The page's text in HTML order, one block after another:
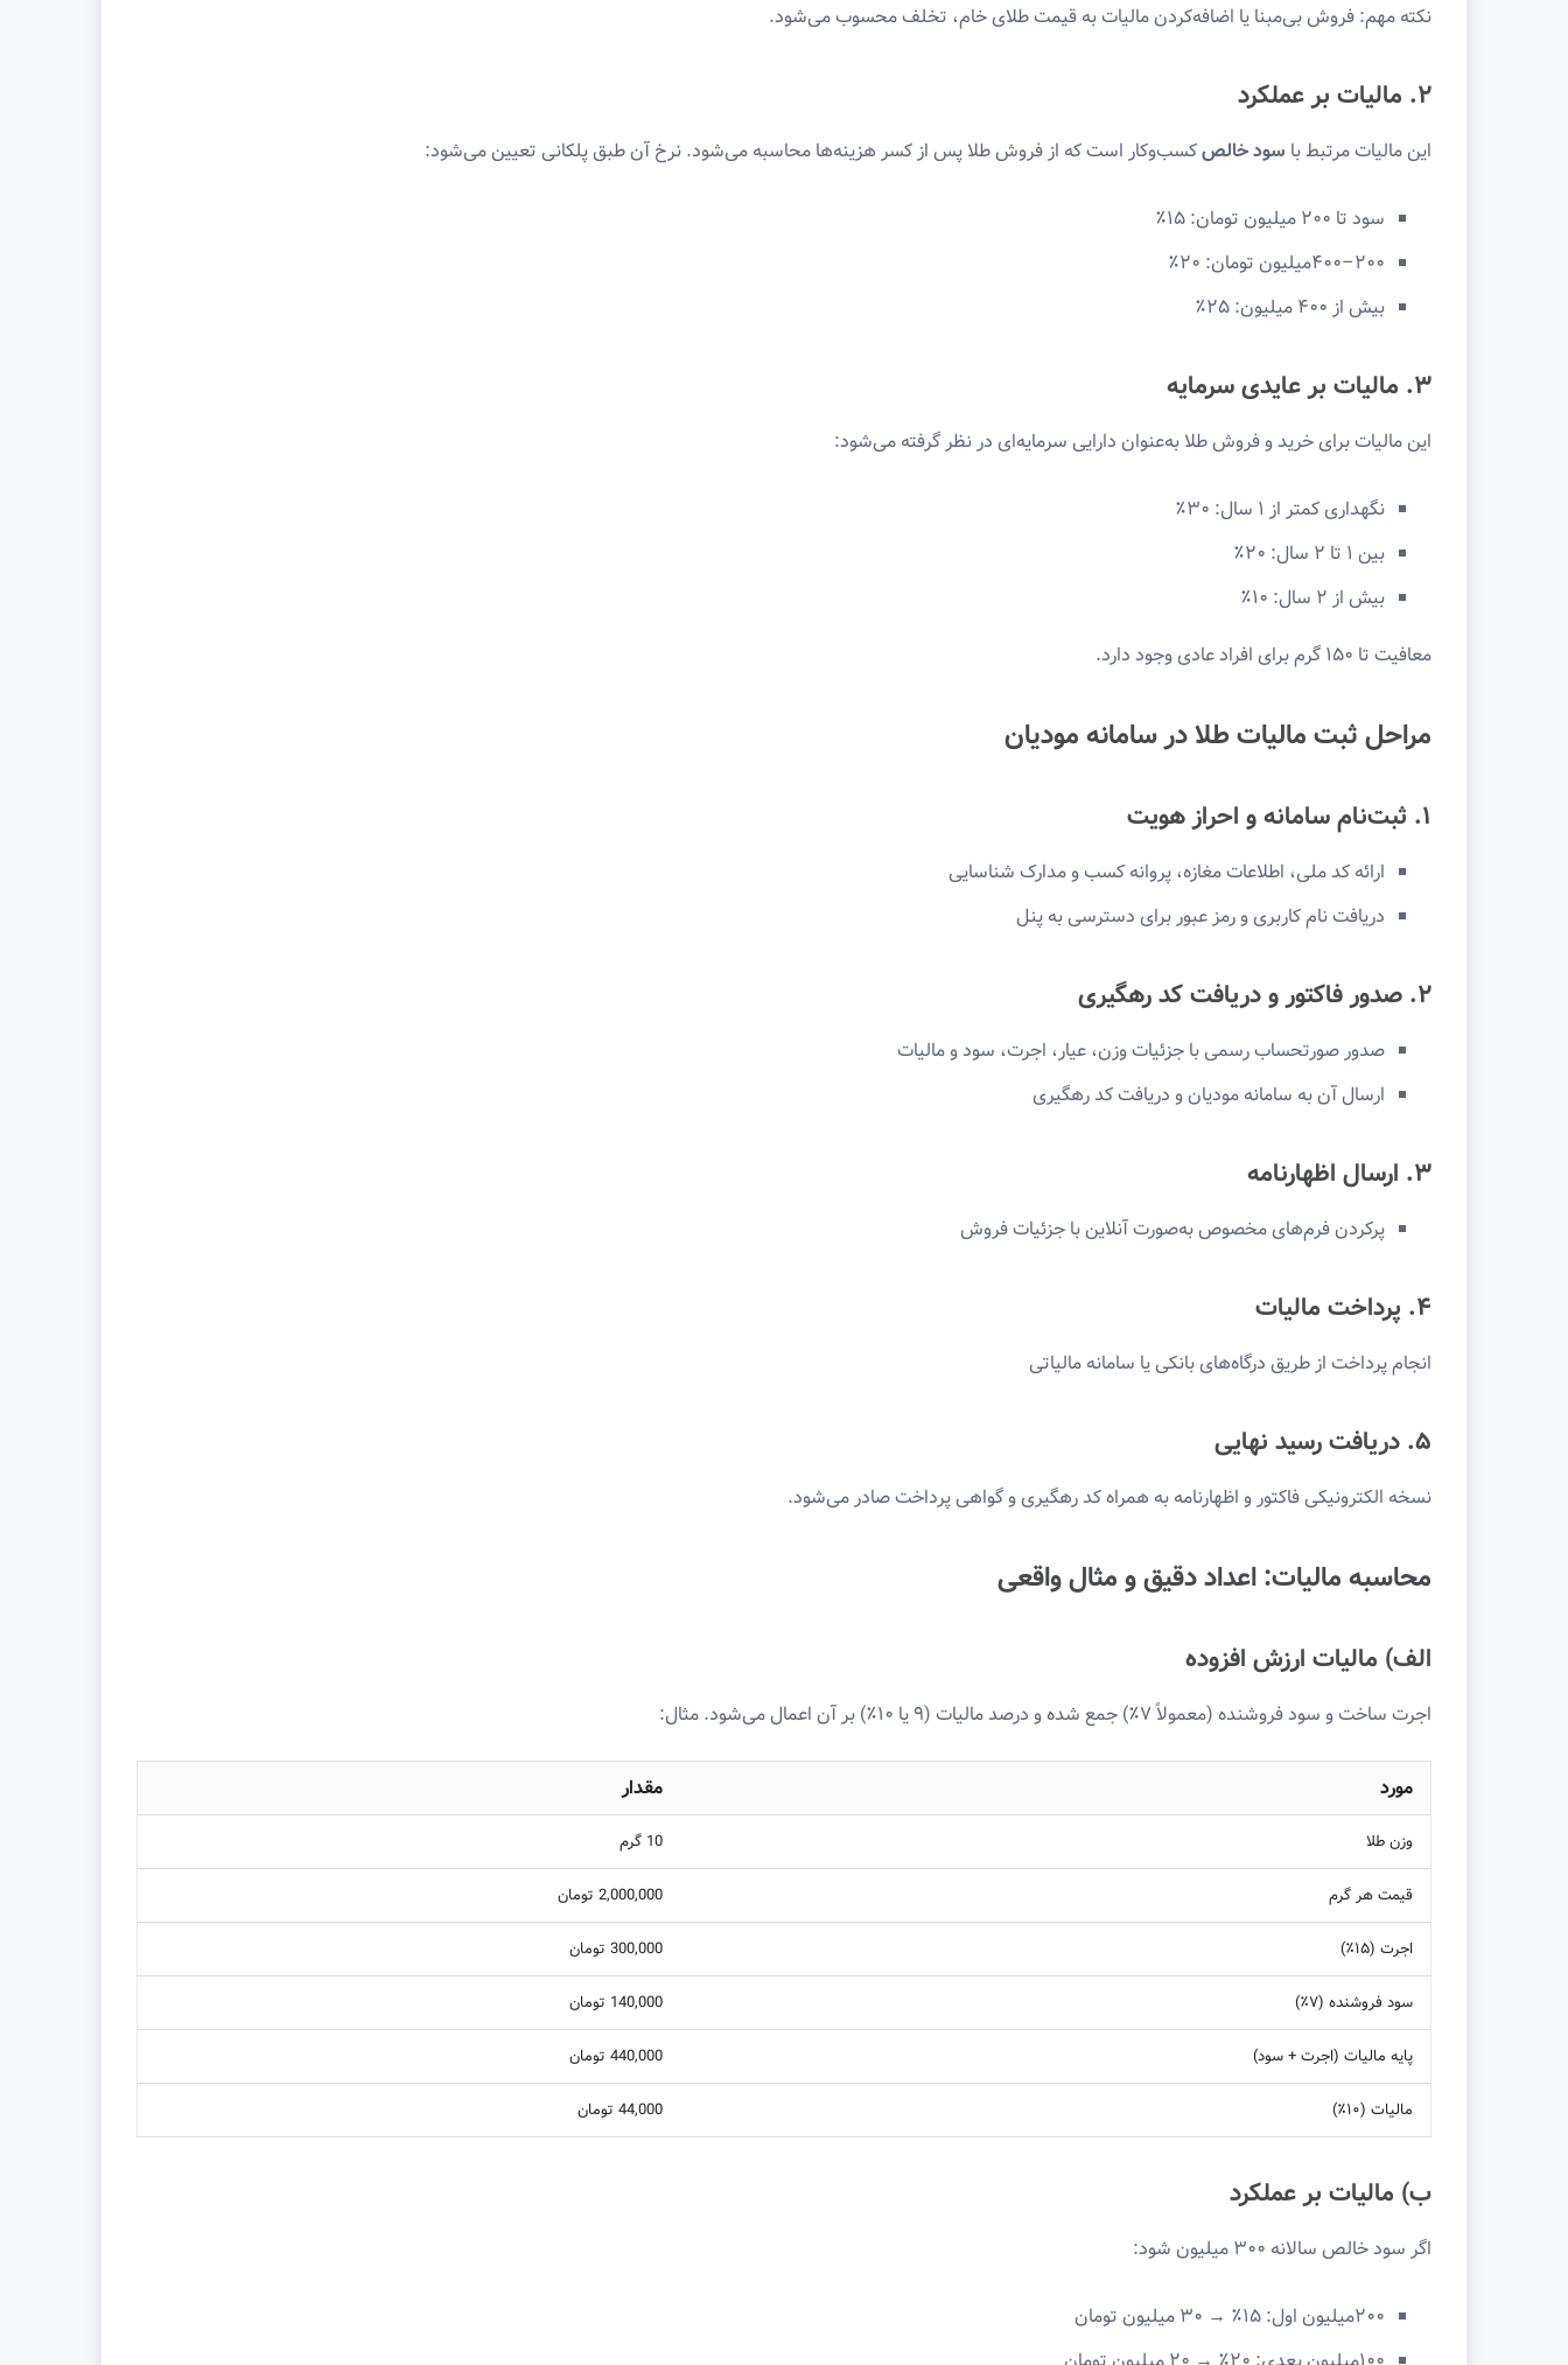
نکته مهم: فروش بی‌مبنا یا اضافه‌کردن مالیات به قیمت طلای خام، تخلف محسوب می‌شود.
۲. مالیات بر عملکرد
این مالیات مرتبط با سود خالصکسب‌وکار است که از فروش طلا پس از کسر هزینه‌ها محاسبه می‌شود. نرخ آن طبق پلکانی تعیین می‌شود:
سود تا ۲۰۰ میلیون تومان: ۱۵٪
۲۰۰–۴۰۰میلیون تومان: ۲۰٪
بیش از ۴۰۰ میلیون: ۲۵٪
۳. مالیات بر عایدی سرمایه
این مالیات برای خرید و فروش طلا به‌عنوان دارایی سرمایه‌ای در نظر گرفته می‌شود:
نگهداری کمتر از ۱ سال: ۳۰٪
بین ۱ تا ۲ سال: ۲۰٪
بیش از ۲ سال: ۱۰٪
معافیت تا ۱۵۰ گرم برای افراد عادی وجود دارد.
مراحل ثبت مالیات طلا در سامانه مودیان
۱. ثبت‌نام سامانه و احراز هویت
ارائه کد ملی، اطلاعات مغازه، پروانه کسب و مدارک شناسایی
دریافت نام کاربری و رمز عبور برای دسترسی به پنل
۲. صدور فاکتور و دریافت کد رهگیری
صدور صورتحساب رسمی با جزئیات وزن، عیار، اجرت، سود و مالیات
ارسال آن به سامانه مودیان و دریافت کد رهگیری
۳. ارسال اظهارنامه
پرکردن فرم‌های مخصوص به‌صورت آنلاین با جزئیات فروش
۴. پرداخت مالیات
انجام پرداخت از طریق درگاه‌های بانکی یا سامانه مالیاتی
۵. دریافت رسید نهایی
نسخه الکترونیکی فاکتور و اظهارنامه به همراه کد رهگیری و گواهی پرداخت صادر می‌شود.
محاسبه مالیات: اعداد دقیق و مثال واقعی
الف) مالیات ارزش افزوده
اجرت ساخت و سود فروشنده (معمولاً ۷٪) جمع شده و درصد مالیات (۹ یا ۱۰٪) بر آن اعمال می‌شود. مثال:
مورد مقدار
وزن طلا 10 گرم
قیمت هر گرم 2,000,000 تومان
اجرت (۱۵٪) 300,000 تومان
سود فروشنده (۷٪) 140,000 تومان
پایه مالیات (اجرت + سود) 440,000 تومان
مالیات (۱۰٪) 44,000 تومان
ب) مالیات بر عملکرد
اگر سود خالص سالانه ۳۰۰ میلیون شود:
۲۰۰میلیون اول: ۱۵٪ → ۳۰ میلیون تومان